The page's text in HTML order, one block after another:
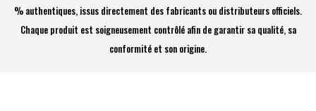
% authentiques, issus directement des fabricants ou distributeurs officiels.
Chaque produit est soigneusement contrôlé afin de garantir sa qualité, sa
conformité et son origine.